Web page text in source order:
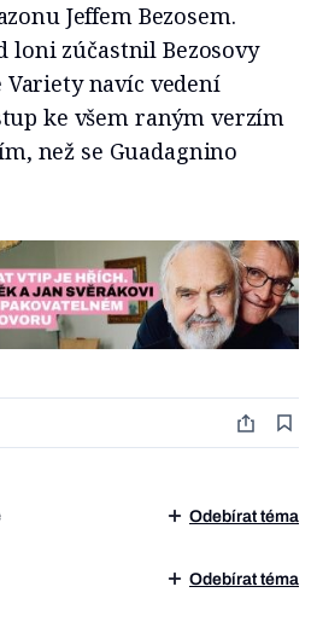
Jeffem Bezosem.
loni zúčastnil Bezosovy
Variety navíc vedení
ke všem raným verzím
než se Guadagnino
Odebírat téma
Odebírat téma